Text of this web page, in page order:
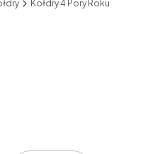
Kołdry 4 Pory Roku